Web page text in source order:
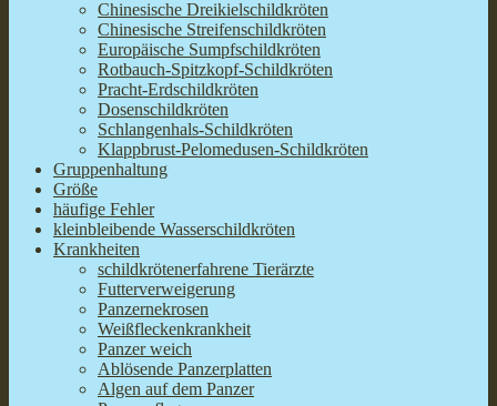
Chinesische Dreikielschildkröten
Chinesische Streifenschildkröten
Europäische Sumpfschildkröten
Rotbauch-Spitzkopf-Schildkröten
Pracht-Erdschildkröten
Dosenschildkröten
Schlangenhals-Schildkröten
Klappbrust-Pelomedusen-Schildkröten
Gruppenhaltung
Größe
häufige Fehler
kleinbleibende Wasserschildkröten
Krankheiten
schildkrötenerfahrene Tierärzte
Futterverweigerung
Panzernekrosen
Weißfleckenkrankheit
Panzer weich
Ablösende Panzerplatten
Algen auf dem Panzer